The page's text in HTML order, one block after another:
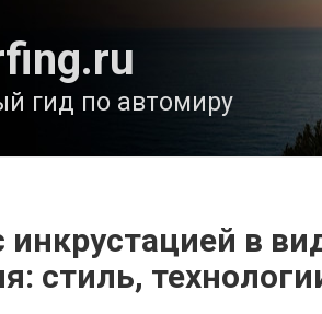
гид по автомиру
инкрустацией в
стиль,